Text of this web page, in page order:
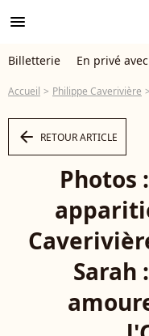
menu
Billetterie En privé avec
Accueil Philippe Caverivière
arrow_left RETOUR ARTICLE
Photos
Sarah